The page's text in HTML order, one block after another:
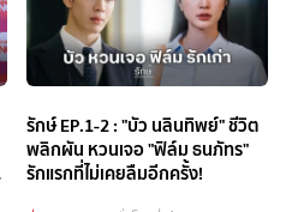
รักษ์ EP.1-2 : "บัว นลินทิพย์" ชีวิต
พลิกผัน หวนเจอ "ฟิล์ม ธนภัทร"
รักแรกที่ไม่เคยลืมอีกครั้ง!